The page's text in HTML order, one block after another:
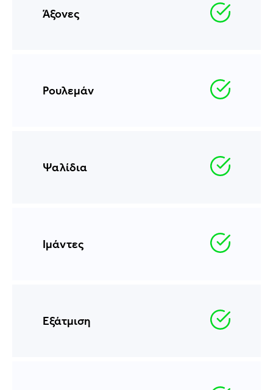
Άξονες
Ρουλεμάν
Ψαλίδια
Ιμάντες
Εξάτμιση